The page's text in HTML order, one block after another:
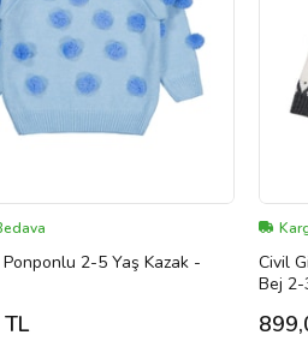
2-5 Yaş Kazak -
Civil
Bej 2-